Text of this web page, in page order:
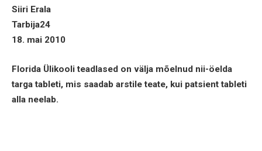
Siiri Erala
Tarbija24
18. mai 2010
Florida Ülikooli teadlased on välja mõelnud nii-öelda
targa tableti, mis saadab arstile teate, kui patsient tableti
alla neelab.